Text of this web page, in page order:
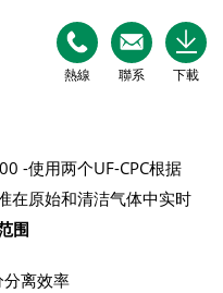
熱線 聯系 下載
-使用两个UF-CPC根据
在原始和清洁气体中实时
围
离效率